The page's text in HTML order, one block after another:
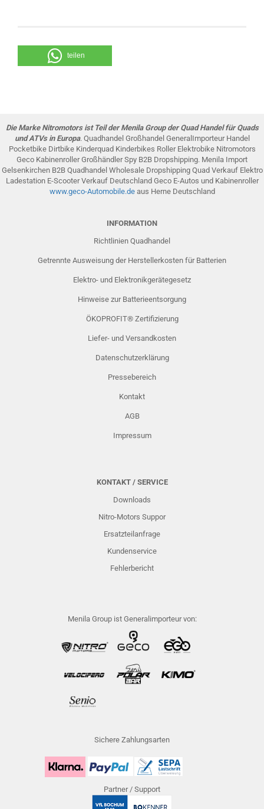
teilen
Die Marke Nitromotors ist Teil der Menila Group der Quad Handel für Quads
und ATVs in Europa. Quadhandel Großhandel GeneralImporteur Handel
Pocketbike Dirtbike Kinderquad Kinderbikes Roller Elektrobike Nitromotors
Geco Kabinenroller Großhändler Spy B2B Dropshipping. Menila Import
Gelsenkirchen B2B Quadhandel Wholesale Dropshipping Quad Verkauf Elektro
Ladestation E-Scooter Verkauf Deutschland Geco E-Autos und Kabinenroller
www.geco-Automobile.deaus Herne Deutschland
INFORMATION
Richtlinien Quadhandel
Getrennte Ausweisung der Herstellerkosten für Batterien
Elektro- und Elektronikgerätegesetz
Hinweise zur Batterieentsorgung
ÖKOPROFIT® Zertifizierung
Liefer- und Versandkosten
Datenschutzerklärung
Pressebereich
Kontakt
AGB
Impressum
KONTAKT / SERVICE
Downloads
Nitro-Motors Suppor
Ersatzteilanfrage
Kundenservice
Fehlerbericht
Menila Group ist Generalimporteur von:
Sichere Zahlungsarten
Partner / Support